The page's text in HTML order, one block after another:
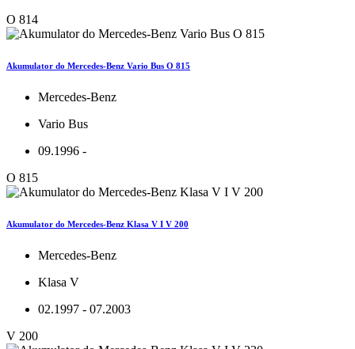
O 814
Akumulator do Mercedes-Benz Vario Bus O 815
Mercedes-Benz
Vario Bus
09.1996 -
O 815
Akumulator do Mercedes-Benz Klasa V I V 200
Mercedes-Benz
Klasa V
02.1997 - 07.2003
V 200